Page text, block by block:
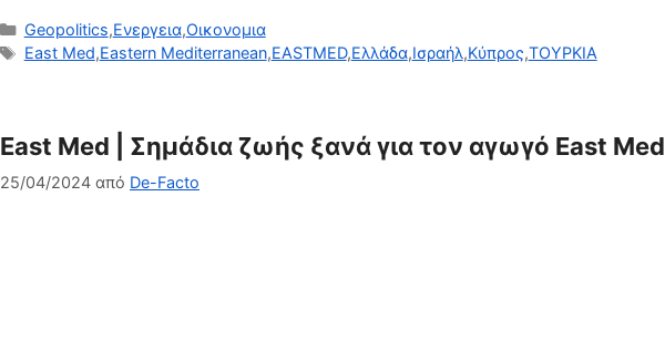
Κατηγορίες
Geopolitics,Ενεργεια,Οικονομια
Ετικέτες
East Med,Eastern Mediterranean,EASTMED,Ελλάδα,Ισραήλ,Κύπρος,ΤΟΥΡΚΙΑ
East Med | Σημάδια ζωής ξανά για τον αγωγό East Med
25/04/2024 από De-Facto